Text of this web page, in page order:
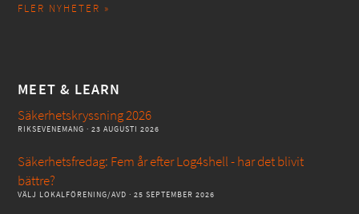
FLER NYHETER »
MEET & LEARN
Säkerhetskryssning 2026
RIKSEVENEMANG · 23 AUGUSTI 2026
Säkerhetsfredag: Fem år efter Log4shell - har det blivit
bättre?
VÄLJ LOKALFÖRENING/AVD · 25 SEPTEMBER 2026